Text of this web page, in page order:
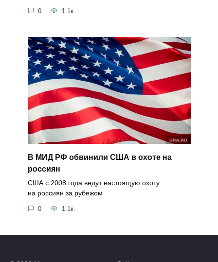
0 1.1к.
В МИД РФ обвинили США в охоте на
россиян
США с 2008 года ведут настоящую охоту
на россиян за рубежом
0 1.1к.